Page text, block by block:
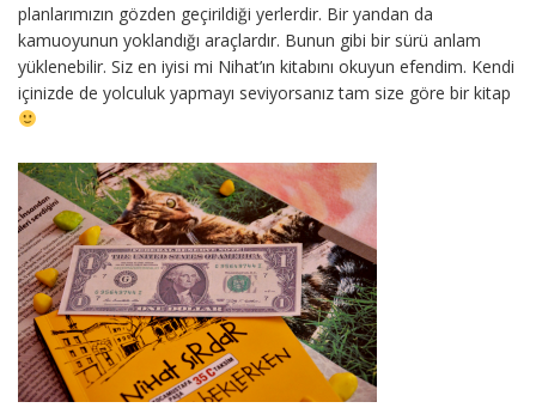
planlarımızın gözden geçirildiği yerlerdir. Bir yandan da
kamuoyunun yoklandığı araçlardır. Bunun gibi bir sürü anlam
yüklenebilir. Siz en iyisi mi Nihat’ın kitabını okuyun efendim. Kendi
içinizde de yolculuk yapmayı seviyorsanız tam size göre bir kitap